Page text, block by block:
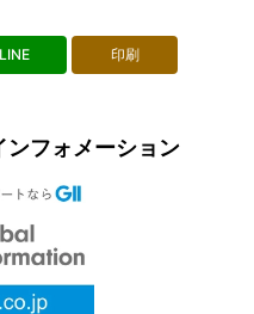
LINE 印刷
ンフォメーション